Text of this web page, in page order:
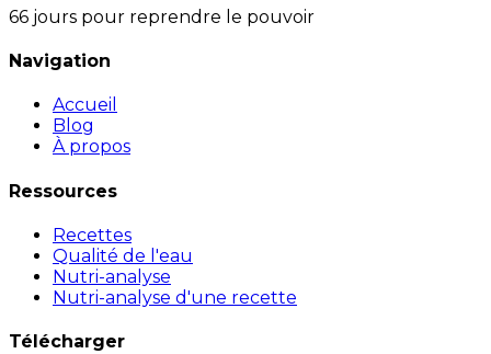
66 jours pour reprendre le pouvoir
Navigation
Accueil
Blog
À propos
Ressources
Recettes
Qualité de l'eau
Nutri-analyse
Nutri-analyse d'une recette
Télécharger